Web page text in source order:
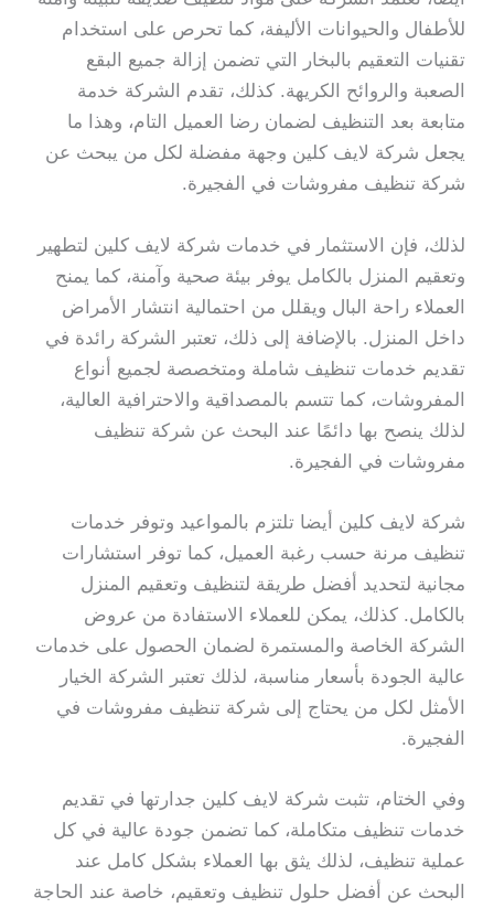
للأطفال والحيوانات الأليفة، كما تحرص على استخدام
تقنيات التعقيم بالبخار التي تضمن إزالة جميع البقع
الصعبة والروائح الكريهة. كذلك، تقدم الشركة خدمة
متابعة بعد التنظيف لضمان رضا العميل التام، وهذا ما
يجعل شركة لايف كلين وجهة مفضلة لكل من يبحث عن
شركة تنظيف مفروشات في الفجيرة.
لذلك، فإن الاستثمار في خدمات شركة لايف كلين لتطهير
وتعقيم المنزل بالكامل يوفر بيئة صحية وآمنة، كما يمنح
العملاء راحة البال ويقلل من احتمالية انتشار الأمراض
داخل المنزل. بالإضافة إلى ذلك، تعتبر الشركة رائدة في
تقديم خدمات تنظيف شاملة ومتخصصة لجميع أنواع
المفروشات، كما تتسم بالمصداقية والاحترافية العالية،
لذلك ينصح بها دائمًا عند البحث عن شركة تنظيف
مفروشات في الفجيرة.
شركة لايف كلين أيضا تلتزم بالمواعيد وتوفر خدمات
تنظيف مرنة حسب رغبة العميل، كما توفر استشارات
مجانية لتحديد أفضل طريقة لتنظيف وتعقيم المنزل
بالكامل. كذلك، يمكن للعملاء الاستفادة من عروض
الشركة الخاصة والمستمرة لضمان الحصول على خدمات
عالية الجودة بأسعار مناسبة، لذلك تعتبر الشركة الخيار
الأمثل لكل من يحتاج إلى شركة تنظيف مفروشات في
الفجيرة.
وفي الختام، تثبت شركة لايف كلين جدارتها في تقديم
خدمات تنظيف متكاملة، كما تضمن جودة عالية في كل
عملية تنظيف، لذلك يثق بها العملاء بشكل كامل عند
البحث عن أفضل حلول تنظيف وتعقيم، خاصة عند الحاجة